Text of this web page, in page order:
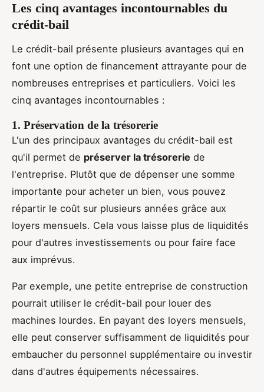
Les cinq avantages incontournables du
crédit-bail
Le crédit-bail présente plusieurs avantages qui en
font une option de financement attrayante pour de
nombreuses entreprises et particuliers. Voici les
cinq avantages incontournables :
1. Préservation de la trésorerie
L'un des principaux avantages du crédit-bail est
qu'il permet de préserver la trésorerie de
l'entreprise. Plutôt que de dépenser une somme
importante pour acheter un bien, vous pouvez
répartir le coût sur plusieurs années grâce aux
loyers mensuels. Cela vous laisse plus de liquidités
pour d'autres investissements ou pour faire face
aux imprévus.
Par exemple, une petite entreprise de construction
pourrait utiliser le crédit-bail pour louer des
machines lourdes. En payant des loyers mensuels,
elle peut conserver suffisamment de liquidités pour
embaucher du personnel supplémentaire ou investir
dans d'autres équipements nécessaires.